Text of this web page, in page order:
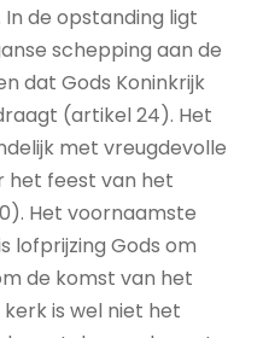
de opstanding ligt
schepping aan de
dat Gods Koninkrijk
(artikel 24). Het
met vreugdevolle
het feest van het
Het voornaamste
lofprijzing Gods om
de komst van het
kerk is wel niet het